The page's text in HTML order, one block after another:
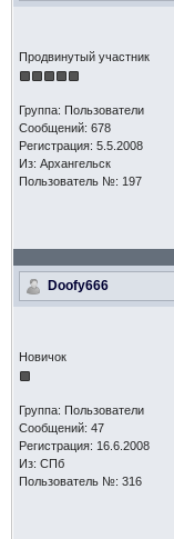
Продвинутый участник
Группа: Пользователи
Сообщений: 678
Регистрация: 5.5.2008
Из: Архангельск
Пользователь №: 197
Doofy666
Новичок
Группа: Пользователи
Сообщений: 47
Регистрация: 16.6.2008
Из: СПб
Пользователь №: 316